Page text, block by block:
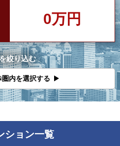
0万円
絞り込む
圏内を選択する
ション一覧